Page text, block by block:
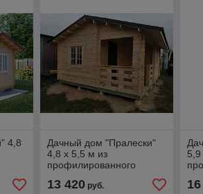
4,8
Дачный дом "Пралески"
4,8 х 5,5 м из
профилированного
(базовая комплектация)
13 420руб.